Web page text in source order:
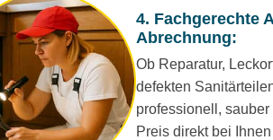
4. Fachgerechte
Abrechnung:
Ob Reparatur,
defekten
professionell,
Preis direkt bei